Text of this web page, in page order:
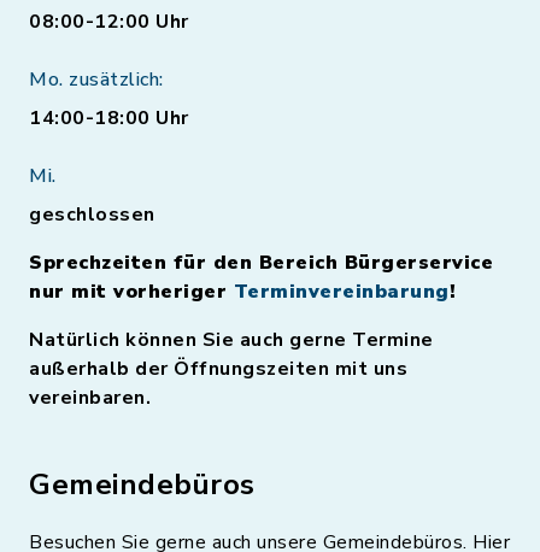
08:00-12:00 Uhr
Mo. zusätzlich:
14:00-18:00 Uhr
Mi.
geschlossen
Sprechzeiten für den Bereich Bürgerservice
nur mit vorheriger Terminvereinbarung!
Natürlich können Sie auch gerne Termine
außerhalb der Öffnungszeiten mit uns
vereinbaren.
Gemeindebüros
Besuchen Sie gerne auch unsere Gemeindebüros. Hier